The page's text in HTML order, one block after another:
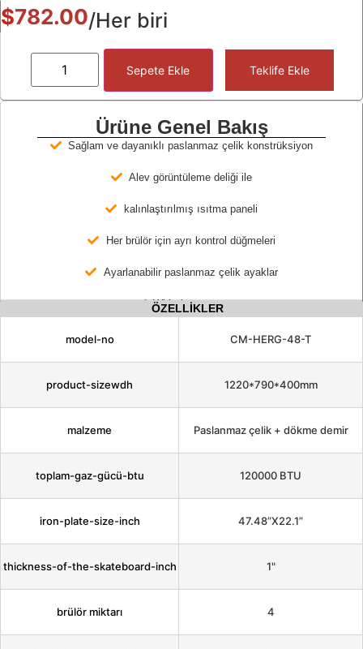
$782.00/Her biri
Sepete Ekle Teklife Ekle
Ürüne Genel Bakış
Sağlam ve dayanıklı paslanmaz çelik konstrüksiyon
Alev görüntüleme deliği ile
kalınlaştırılmış ısıtma paneli
Her brülör için ayrı kontrol düğmeleri
Ayarlanabilir paslanmaz çelik ayaklar
With thermostat
ÖZELLİKLER
model-no CM-HERG-48-T
product-sizewdh 1220*790*400mm
malzeme Paslanmaz çelik + dökme demir
toplam-gaz-gücü-btu 120000 BTU
iron-plate-size-inch 47.48”X22.1”
thickness-of-the-skateboard-inch 1"
brülör miktarı 4